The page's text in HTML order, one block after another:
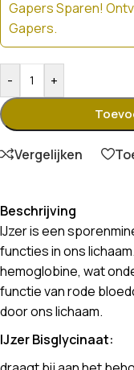
Gapers Sparen!
Gapers.
- +
Vergelijken
Beschrijving
IJzer is een
functies in ons
hemoglobine, wat
functie van rode
door ons lichaam.
IJzer Bisglycinaat: